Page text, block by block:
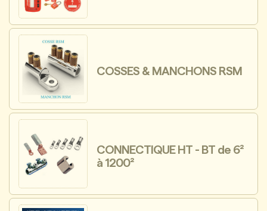
COSSES & MANCHONS RSM
CONNECTIQUE HT - BT de 6²
à 1200²